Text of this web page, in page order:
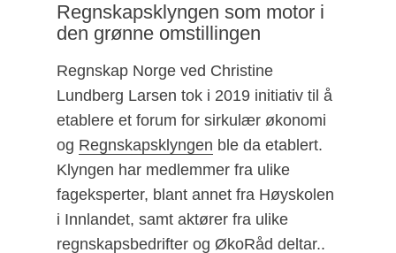
Regnskapsklyngen som motor i
den grønne omstillingen
Regnskap Norge ved Christine
Lundberg Larsen tok i 2019 initiativ til å
etablere et forum for sirkulær økonomi
og Regnskapsklyngen ble da etablert.
Klyngen har medlemmer fra ulike
fageksperter, blant annet fra Høyskolen
i Innlandet, samt aktører fra ulike
regnskapsbedrifter og ØkoRåd deltar..